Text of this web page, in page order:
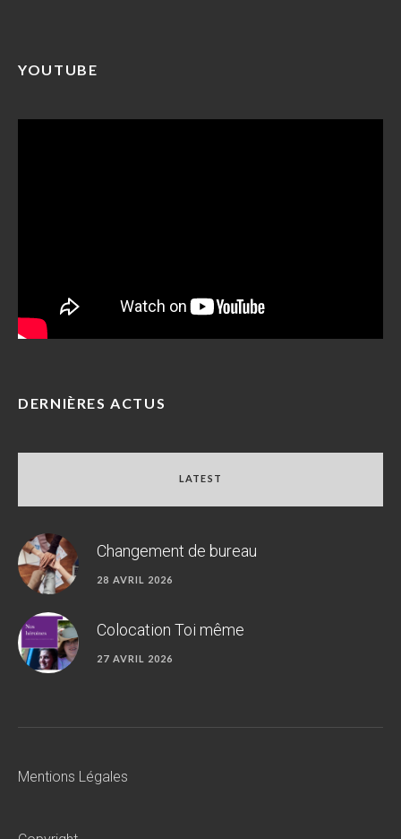
YOUTUBE
DERNIÈRES ACTUS
LATEST
Changement de bureau
28 AVRIL 2026
Colocation Toi même
27 AVRIL 2026
Mentions Légales